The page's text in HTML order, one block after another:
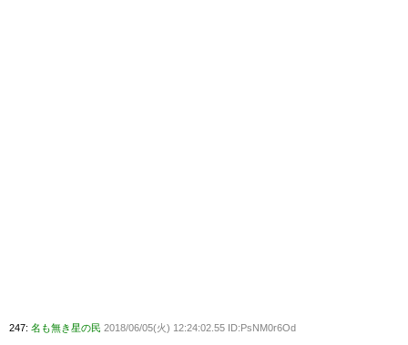
247: 名も無き星の民 2018/06/05(火) 12:24:02.55 ID:PsNM0r6Od